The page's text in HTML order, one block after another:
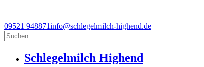
09521 948871info@schlegelmilch-highend.de
Schlegelmilch Highend